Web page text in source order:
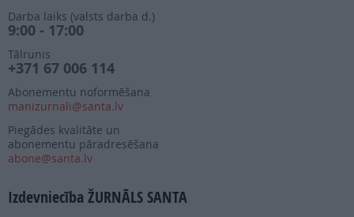
Darba laiks (valsts darba d.)
9:00 - 17:00
Tālrunis
+371 67 006 114
Abonementu noformēšana
manizurnali@santa.lv
Piegādes kvalitāte un
abonementu pāradresēšana
abone@santa.lv
Izdevniecība ŽURNĀLS SANTA